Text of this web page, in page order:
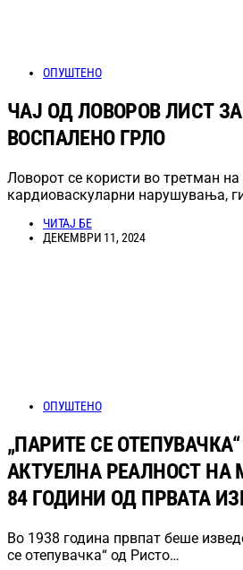
ОПУШТЕНО
ЧАЈ ОД ЛОВОРОВ ЛИСТ
ВОСПАЛЕНО ГРЛО
Ловорот се користи во третман на
кардиоваскуларни нарушувања,
ЧИТАЈ БЕ
ДЕКЕМВРИ 11, 2024
ОПУШТЕНО
„ПАРИТЕ СЕ
АКТУЕЛНА РЕАЛНОСТ НА
84 ГОДИНИ ОД ПРВАТА
Во 1938 година првпат беше
се отепувачка“ од Ристо…